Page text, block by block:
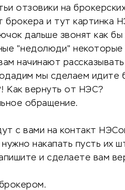
отзовики на
брокера и тут
дальше звонят как
"недолюди" некоторые
начинают
мы сделаем идите
Как вернуть от НЭС?
обращение.
с вами на контакт
накапать пусть их
и сделаете вам